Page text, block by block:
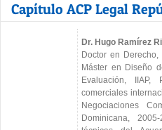
Capítulo ACP Legal
Dr. Hugo Ramírez
Doctor en
Máster en Diseño
Evaluación, IIAP,
comerciales
Negociaciones
Dominicana,